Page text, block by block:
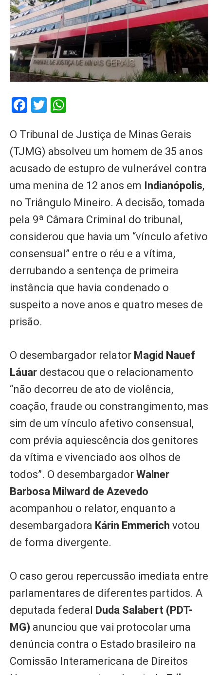
Facebook
Twitter
O Tribunal de Justiça de Minas Gerais
(TJMG) absolveu um homem de 35 anos
acusado de estupro de vulnerável contra
uma menina de 12 anos em Indianópolis,
no Triângulo Mineiro. A decisão, tomada
pela 9ª Câmara Criminal do tribunal,
considerou que havia um “vínculo afetivo
consensual” entre o réu e a vítima,
derrubando a sentença de primeira
instância que havia condenado o
suspeito a nove anos e quatro meses de
prisão.
O desembargador relator Magid Nauef
Láuar destacou que o relacionamento
“não decorreu de ato de violência,
coação, fraude ou constrangimento, mas
sim de um vínculo afetivo consensual,
com prévia aquiescência dos genitores
da vítima e vivenciado aos olhos de
todos”. O desembargador Walner
Barbosa Milward de Azevedo
acompanhou o relator, enquanto a
desembargadora Kárin Emmerich votou
de forma divergente.
O caso gerou repercussão imediata entre
parlamentares de diferentes partidos. A
deputada federal Duda Salabert (PDT-
MG) anunciou que vai protocolar uma
denúncia contra o Estado brasileiro na
Comissão Interamericana de Direitos